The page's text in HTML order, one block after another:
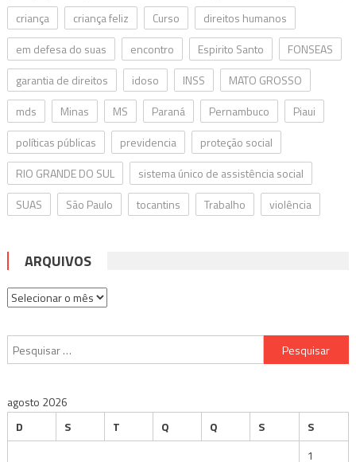
criança
criança feliz Curso
direitos humanos
em defesa do suas
encontro Espirito Santo
FONSEAS
garantia de direitos
idoso INSS
MATO GROSSO
mds
Minas MS Paraná Pernambuco
Piaui
políticas públicas
previdencia
proteção social
RIO GRANDE DO SUL
sistema único de assistência social
SUAS
São Paulo tocantins Trabalho violência
ARQUIVOS
Arquivos
Pesquisar
por:
agosto 2026
D
S T Q Q S
S
1